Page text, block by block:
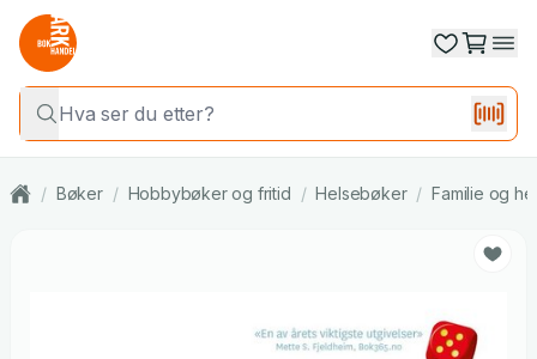
/ Bøker / Hobbybøker og fritid / Helsebøker / Familie og